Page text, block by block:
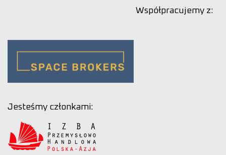
Współpracujemy z:
Jesteśmy członkami: